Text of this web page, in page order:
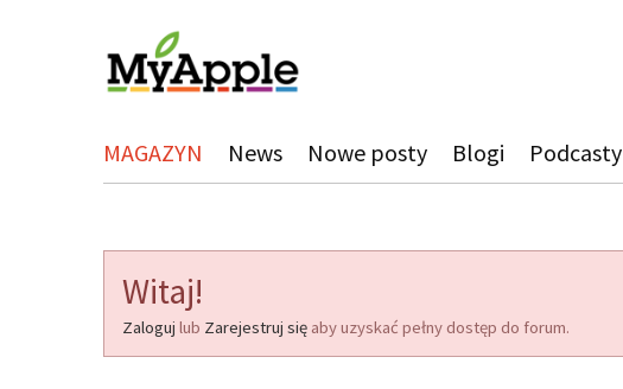
MAGAZYN News Nowe posty Blogi Podcasty
Witaj!
Zaloguj lub Zarejestruj się aby uzyskać pełny dostęp do forum.